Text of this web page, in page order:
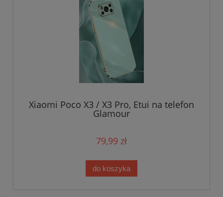
Xiaomi Poco X3 / X3 Pro, Etui na telefon
Glamour
79,99 zł
do koszyka